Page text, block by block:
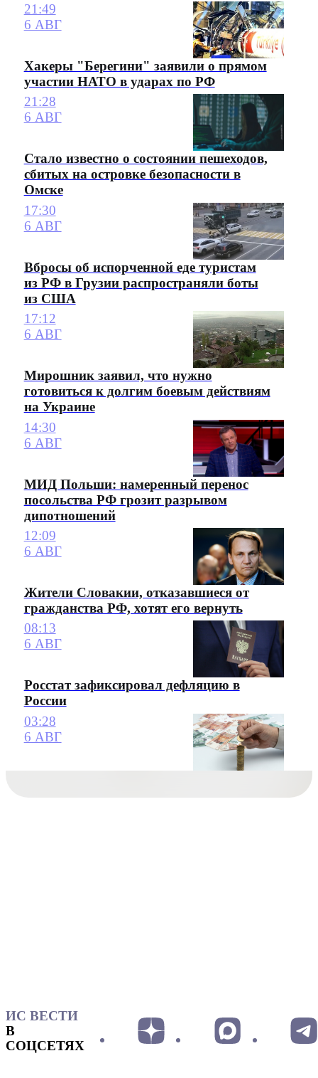
21:49
6 АВГ
Хакеры "Берегини" заявили о прямом
участии НАТО в ударах по РФ
21:28
6 АВГ
Стало известно о состоянии пешеходов,
сбитых на островке безопасности в
Омске
17:30
6 АВГ
Вбросы об испорченной еде туристам
из РФ в Грузии распространяли боты
из США
17:12
6 АВГ
Мирошник заявил, что нужно
готовиться к долгим боевым действиям
на Украине
14:30
6 АВГ
МИД Польши: намеренный перенос
посольства РФ грозит разрывом
дипотношений
12:09
6 АВГ
Жители Словакии, отказавшиеся от
гражданства РФ, хотят его вернуть
08:13
6 АВГ
Росстат зафиксировал дефляцию в
России
03:28
6 АВГ
ИС ВЕСТИ
В
СОЦСЕТЯХ